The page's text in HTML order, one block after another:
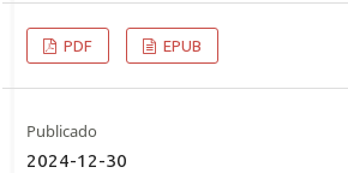
PDF EPUB
Publicado
2024-12-30